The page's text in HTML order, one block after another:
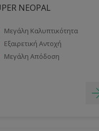
NEOPAL
Μεγάλη Καλυπτικότητα
Εξαιρετική Αντοχή
Μεγάλη Απόδοση